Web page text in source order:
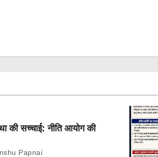
की सच्चाई: नीति आयोग की
Papnai